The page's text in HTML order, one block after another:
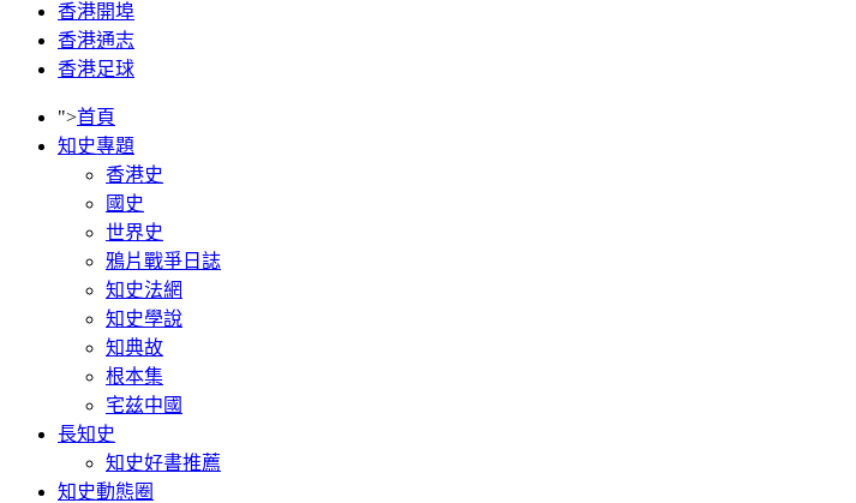
香港開埠
香港通志
香港足球
">首頁
知史專題
香港史
國史
世界史
鴉片戰爭日誌
知史法網
知史學說
知典故
根本集
宅兹中國
長知史
知史好書推薦
知史動態圈